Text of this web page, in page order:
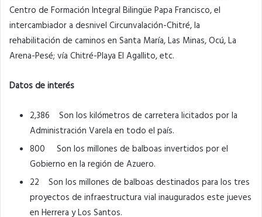
Centro de Formación Integral Bilingüe Papa Francisco, el
intercambiador a desnivel Circunvalación-Chitré, la
rehabilitación de caminos en Santa María, Las Minas, Ocú, La
Arena-Pesé; vía Chitré-Playa El Agallito, etc.
Datos de interés
2,386 Son los kilómetros de carretera licitados por la
Administración Varela en todo el país.
800 Son los millones de balboas invertidos por el
Gobierno en la región de Azuero.
22 Son los millones de balboas destinados para los tres
proyectos de infraestructura vial inaugurados este jueves
en Herrera y Los Santos.